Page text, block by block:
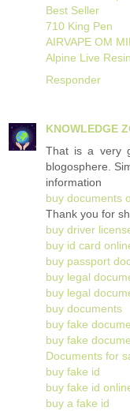
Best Seller
710 King Pen
AIRVAPE OM
Alpine Live Resin
Responder
KNOWLEDGE
That is a very
blogosphere.
information
buy documents
Thank you for
buy driver
buy id card
buy passport
buy legal
buy legal
buy documents
buy fake
buy fake
Documents for
buy fake id
buy fake id
buy a fake id